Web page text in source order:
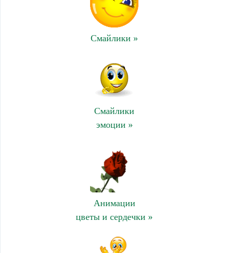
Смайлики »
Смайлики
эмоции »
Анимации
цветы и сердечки »